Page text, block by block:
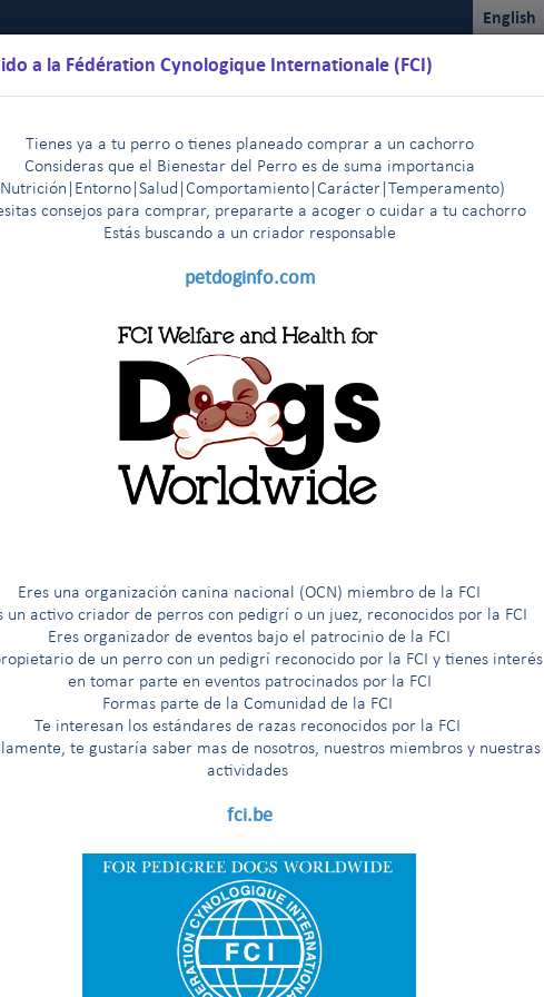
a la Fédération Cynologique Internationale (FCI)
Tienes ya a tu perro o tienes planeado comprar a un cachorro
Consideras que el Bienestar del Perro es de suma importancia
consejos para comprar, prepararte a acoger o cuidar a tu cachorro
Estás buscando a un criador responsable
petdoginfo.com
Eres una organización canina nacional (OCN) miembro de la FCI
un activo criador de perros con pedigrí o un juez, reconocidos por la FCI
Eres organizador de eventos bajo el patrocinio de la FCI
de un perro con un pedigrí reconocido por la FCI y tienes interés
en tomar parte en eventos patrocinados por la FCI
Formas parte de la Comunidad de la FCI
Te interesan los estándares de razas reconocidos por la FCI
te gustaría saber mas de nosotros, nuestros miembros y nuestras
actividades
fci.be
English
Resultados
How to establish a national Youth canine organisation
venues
y Proyectos